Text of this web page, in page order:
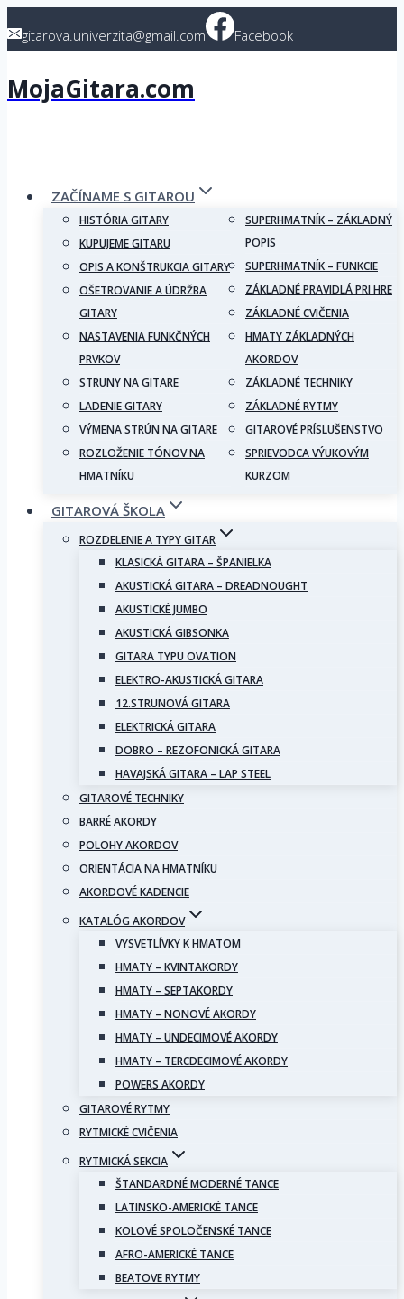
togitarova.univerzita@gmail.com Facebook
MojaGitara.com
ZAČÍNAME S GITAROU
HISTÓRIA GITARY
KUPUJEME GITARU
OPIS A KONŠTRUKCIA GITARY
OŠETROVANIE A ÚDRŽBA
GITARY
NASTAVENIA FUNKČNÝCH
PRVKOV
STRUNY NA GITARE
LADENIE GITARY
VÝMENA STRÚN NA GITARE
ROZLOŽENIE TÓNOV NA
HMATNÍKU
SUPERHMATNÍK – ZÁKLADNÝ
POPIS
SUPERHMATNÍK – FUNKCIE
ZÁKLADNÉ PRAVIDLÁ PRI HRE
ZÁKLADNÉ CVIČENIA
HMATY ZÁKLADNÝCH
AKORDOV
ZÁKLADNÉ TECHNIKY
ZÁKLADNÉ RYTMY
GITAROVÉ PRÍSLUŠENSTVO
SPRIEVODCA VÝUKOVÝM
KURZOM
GITAROVÁ ŠKOLA
ROZDELENIE A TYPY GITAR
KLASICKÁ GITARA – ŠPANIELKA
AKUSTICKÁ GITARA – DREADNOUGHT
AKUSTICKÉ JUMBO
AKUSTICKÁ GIBSONKA
GITARA TYPU OVATION
ELEKTRO-AKUSTICKÁ GITARA
12.STRUNOVÁ GITARA
ELEKTRICKÁ GITARA
DOBRO – REZOFONICKÁ GITARA
HAVAJSKÁ GITARA – LAP STEEL
GITAROVÉ TECHNIKY
BARRÉ AKORDY
POLOHY AKORDOV
ORIENTÁCIA NA HMATNÍKU
AKORDOVÉ KADENCIE
KATALÓG AKORDOV
VYSVETLÍVKY K HMATOM
HMATY – KVINTAKORDY
HMATY – SEPTAKORDY
HMATY – NONOVÉ AKORDY
HMATY – UNDECIMOVÉ AKORDY
HMATY – TERCDECIMOVÉ AKORDY
POWERS AKORDY
GITAROVÉ RYTMY
RYTMICKÉ CVIČENIA
RYTMICKÁ SEKCIA
ŠTANDARDNÉ MODERNÉ TANCE
LATINSKO-AMERICKÉ TANCE
KOLOVÉ SPOLOČENSKÉ TANCE
AFRO-AMERICKÉ TANCE
BEATOVE RYTMY